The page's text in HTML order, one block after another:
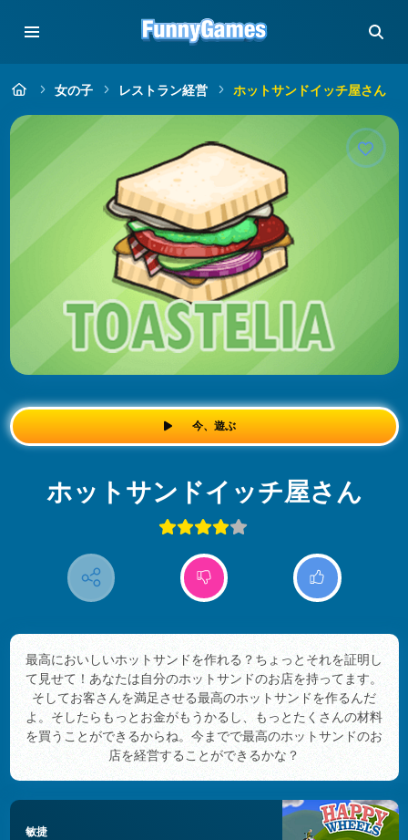
女の子 レストラン経営 ホットサンドイッチ屋さん
今、遊ぶ
ホットサンドイッチ屋さん
最高においしいホットサンドを作れる？ちょっとそれを証明し
て見せて！あなたは自分のホットサンドのお店を持ってます。
そしてお客さんを満足させる最高のホットサンドを作るんだ
よ。そしたらもっとお金がもうかるし、もっとたくさんの材料
を買うことができるからね。今までで最高のホットサンドのお
店を経営することができるかな？
敏捷